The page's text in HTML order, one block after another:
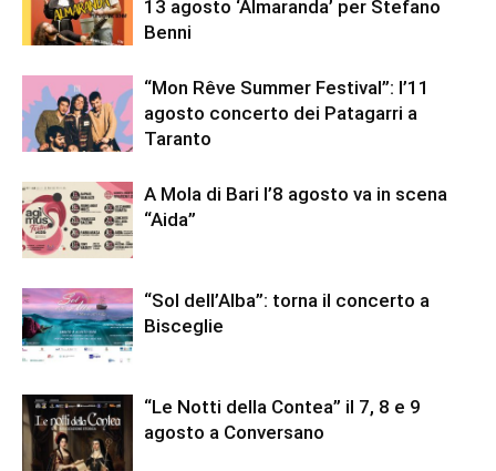
13 agosto ‘Almaranda’ per Stefano
Benni
“Mon Rêve Summer Festival”: l’11
agosto concerto dei Patagarri a
Taranto
A Mola di Bari l’8 agosto va in scena
“Aida”
“Sol dell’Alba”: torna il concerto a
Bisceglie
“Le Notti della Contea” il 7, 8 e 9
agosto a Conversano